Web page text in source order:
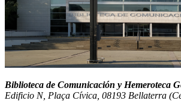
Biblioteca de Comunicación y Hemeroteca
Edificio N, Plaça Cívica, 08193 Bellaterra